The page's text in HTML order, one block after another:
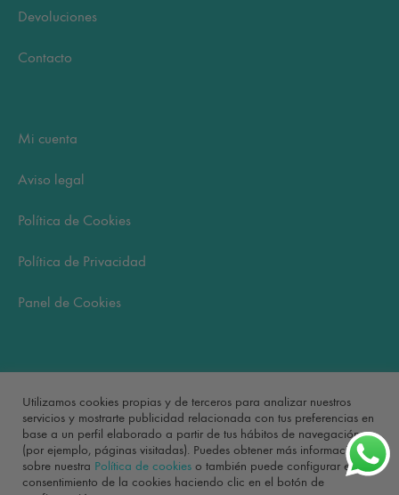
Devoluciones
Contacto
Mi cuenta
Aviso legal
Política de Cookies
Política de Privacidad
Panel de Cookies
No hay productos en el carrito.
Utilizamos cookies propias y de terceros para analizar nuestros
servicios y mostrarte publicidad relacionada con tus preferencias en
base a un perfil elaborado a partir de tus hábitos de navegación
(por ejemplo, páginas visitadas). Puedes obtener más información
sobre nuestra Política de cookies o también puede configurar el
consentimiento de la cookies haciendo clic en el botón de